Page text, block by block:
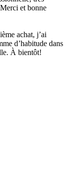
et bonne
achat, j’ai
d’habitude dans
À bientôt!